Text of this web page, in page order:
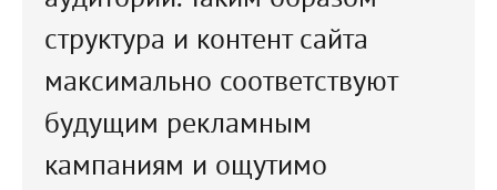
структура и контент сайта
максимально соответствуют
будущим рекламным
кампаниям и ощутимо